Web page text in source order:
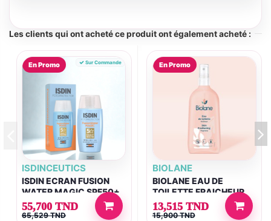
Les clients qui ont acheté ce produit ont également acheté :
En Promo Sur Commande
ISDINCEUTICS
ISDIN ECRAN FUSION
WATER MAGIC SPF50+
50ML
55,700 TND
65,529 TND
En Promo
BIOLANE
BIOLANE EAU DE
TOILETTE FRAICHEUR
200ML
13,515 TND
15,900 TND